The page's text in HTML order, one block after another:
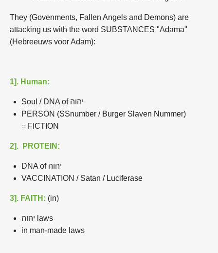
They (Govenments, Fallen Angels and Demons) are
attacking us with the word SUBSTANCES "Adama"
(Hebreeuws voor Adam):
1]. Human:
Soul / DNA of יהוה
PERSON (SSnumber / Burger Slaven Nummer)
= FICTION
2]. PROTEIN:
DNA of יהוה
VACCINATION / Satan / Luciferase
3]. FAITH: (in)
יהוה laws
in man-made laws